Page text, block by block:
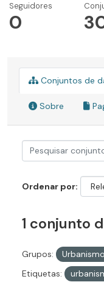
Seguidores
0
Conjuntos de
Sobre
Ordenar por
1 conjunto
Grupos: Urbanismo
Etiquetas: